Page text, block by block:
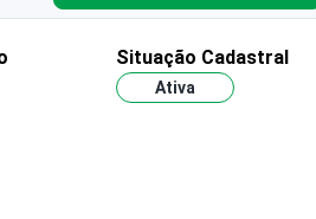
Situação Cadastral
Ativa